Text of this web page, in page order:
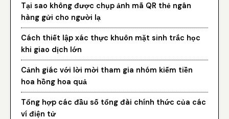
Tại sao không được chụp ảnh mã QR thẻ ngân
hàng gửi cho người lạ
Cách thiết lập xác thực khuôn mặt sinh trắc học
khi giao dịch lớn
Cảnh giác với lời mời tham gia nhóm kiếm tiền
hoa hồng hoa quả
Tổng hợp các đầu số tổng đài chính thức của các
ví điện tử